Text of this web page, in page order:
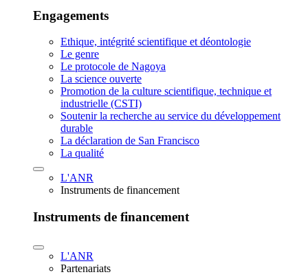
Engagements
Ethique, intégrité scientifique et déontologie
Le genre
Le protocole de Nagoya
La science ouverte
Promotion de la culture scientifique, technique et
industrielle (CSTI)
Soutenir la recherche au service du développement
durable
La déclaration de San Francisco
La qualité
L'ANR
Instruments de financement
Instruments de financement
L'ANR
Partenariats